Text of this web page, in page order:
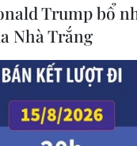
Trump bổ
Nhà Trắng